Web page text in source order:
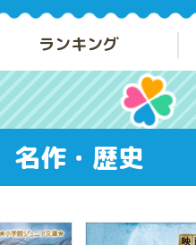
ランキング
名作・歴史